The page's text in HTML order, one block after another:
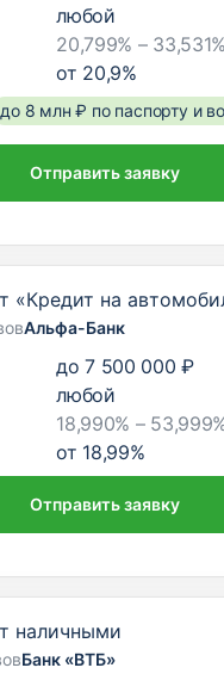
любой
20,799% – 33,531%
от 20,9%
до 8 млн ₽ по паспорту и
Отправить заявку
«Кредит на
Альфа-Банк
до 7 500 000 ₽
любой
18,990% –
от 18,99%
Отправить заявку
наличными
Банк «ВТБ»